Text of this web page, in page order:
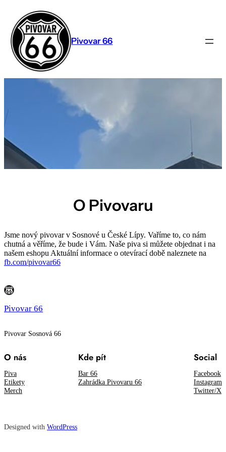
obsah
Pivovar 66
O Pivovaru
Jsme nový pivovar v Sosnové u České Lípy. Vaříme to, co nám
chutná a věříme, že bude i Vám. Naše piva si můžete objednat i na
našem eshopu Aktuální informace o otevírací době naleznete na
fb.com/pivovar66
Pivovar 66
Pivovar Sosnová 66
O nás
Piva
Etikety
Merch
Kde pít
Bar 66
Zahrádka Pivovaru 66
Social
Facebook
Instagram
Twitter/X
Designed with WordPress